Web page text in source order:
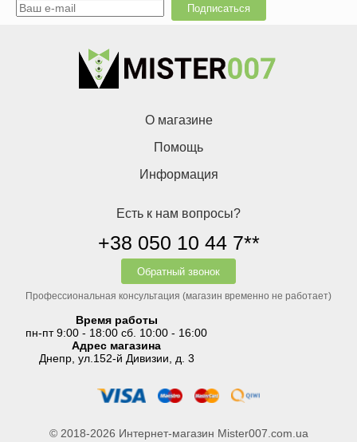
Подписаться
О магазине
Помощь
Информация
Есть к нам вопросы?
+38 050 10 44 7**
Обратный звонок
Профессиональная консультация (магазин временно не работает)
Время работы
пн-пт 9:00 - 18:00 сб. 10:00 - 16:00
Адрес магазина
Днепр, ул.152-й Дивизии, д. 3
© 2018-2026 Интернет-магазин Mister007.com.ua